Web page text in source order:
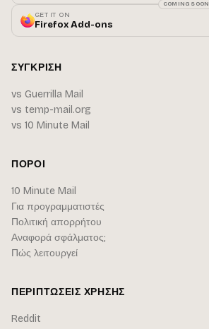
GET IT ON
Firefox Add-ons
COMING SOON
ΣΎΓΚΡΙΣΗ
vs Guerrilla Mail
vs temp-mail.org
vs 10 Minute Mail
ΠΌΡΟΙ
10 Minute Mail
Για προγραμματιστές
Πολιτική απορρήτου
Αναφορά σφάλματος;
Πώς λειτουργεί
ΠΕΡΙΠΤΏΣΕΙΣ ΧΡΉΣΗΣ
Reddit